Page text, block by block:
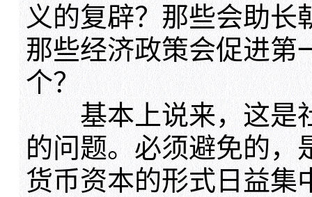
义的复辟？那些会助长
那些经济政策会促进第
个？
基本上说来，这是
的问题。必须避免的，
货币资本的形式日益集